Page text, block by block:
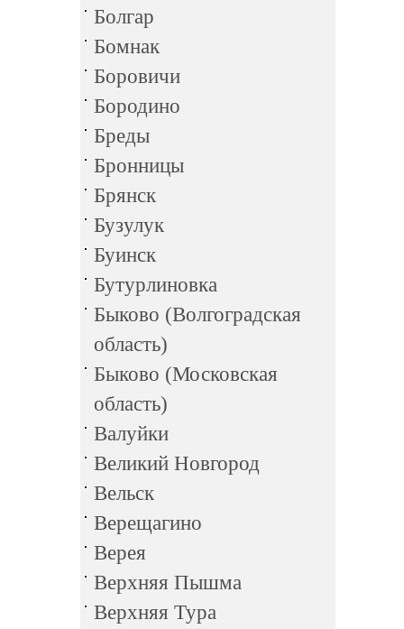
Болгар
Бомнак
Боровичи
Бородино
Бреды
Бронницы
Брянск
Бузулук
Буинск
Бутурлиновка
Быково (Волгоградская
область)
Быково (Московская
область)
Валуйки
Великий Новгород
Вельск
Верещагино
Верея
Верхняя Пышма
Верхняя Тура